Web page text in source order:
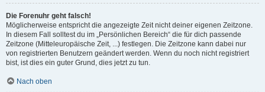
Die Forenuhr geht falsch!
Möglicherweise entspricht die angezeigte Zeit nicht deiner eigenen Zeitzone.
In diesem Fall solltest du im „Persönlichen Bereich“ die für dich passende
Zeitzone (Mitteleuropäische Zeit, ...) festlegen. Die Zeitzone kann dabei nur
von registrierten Benutzern geändert werden. Wenn du noch nicht registriert
bist, ist dies ein guter Grund, dies jetzt zu tun.
Nach oben